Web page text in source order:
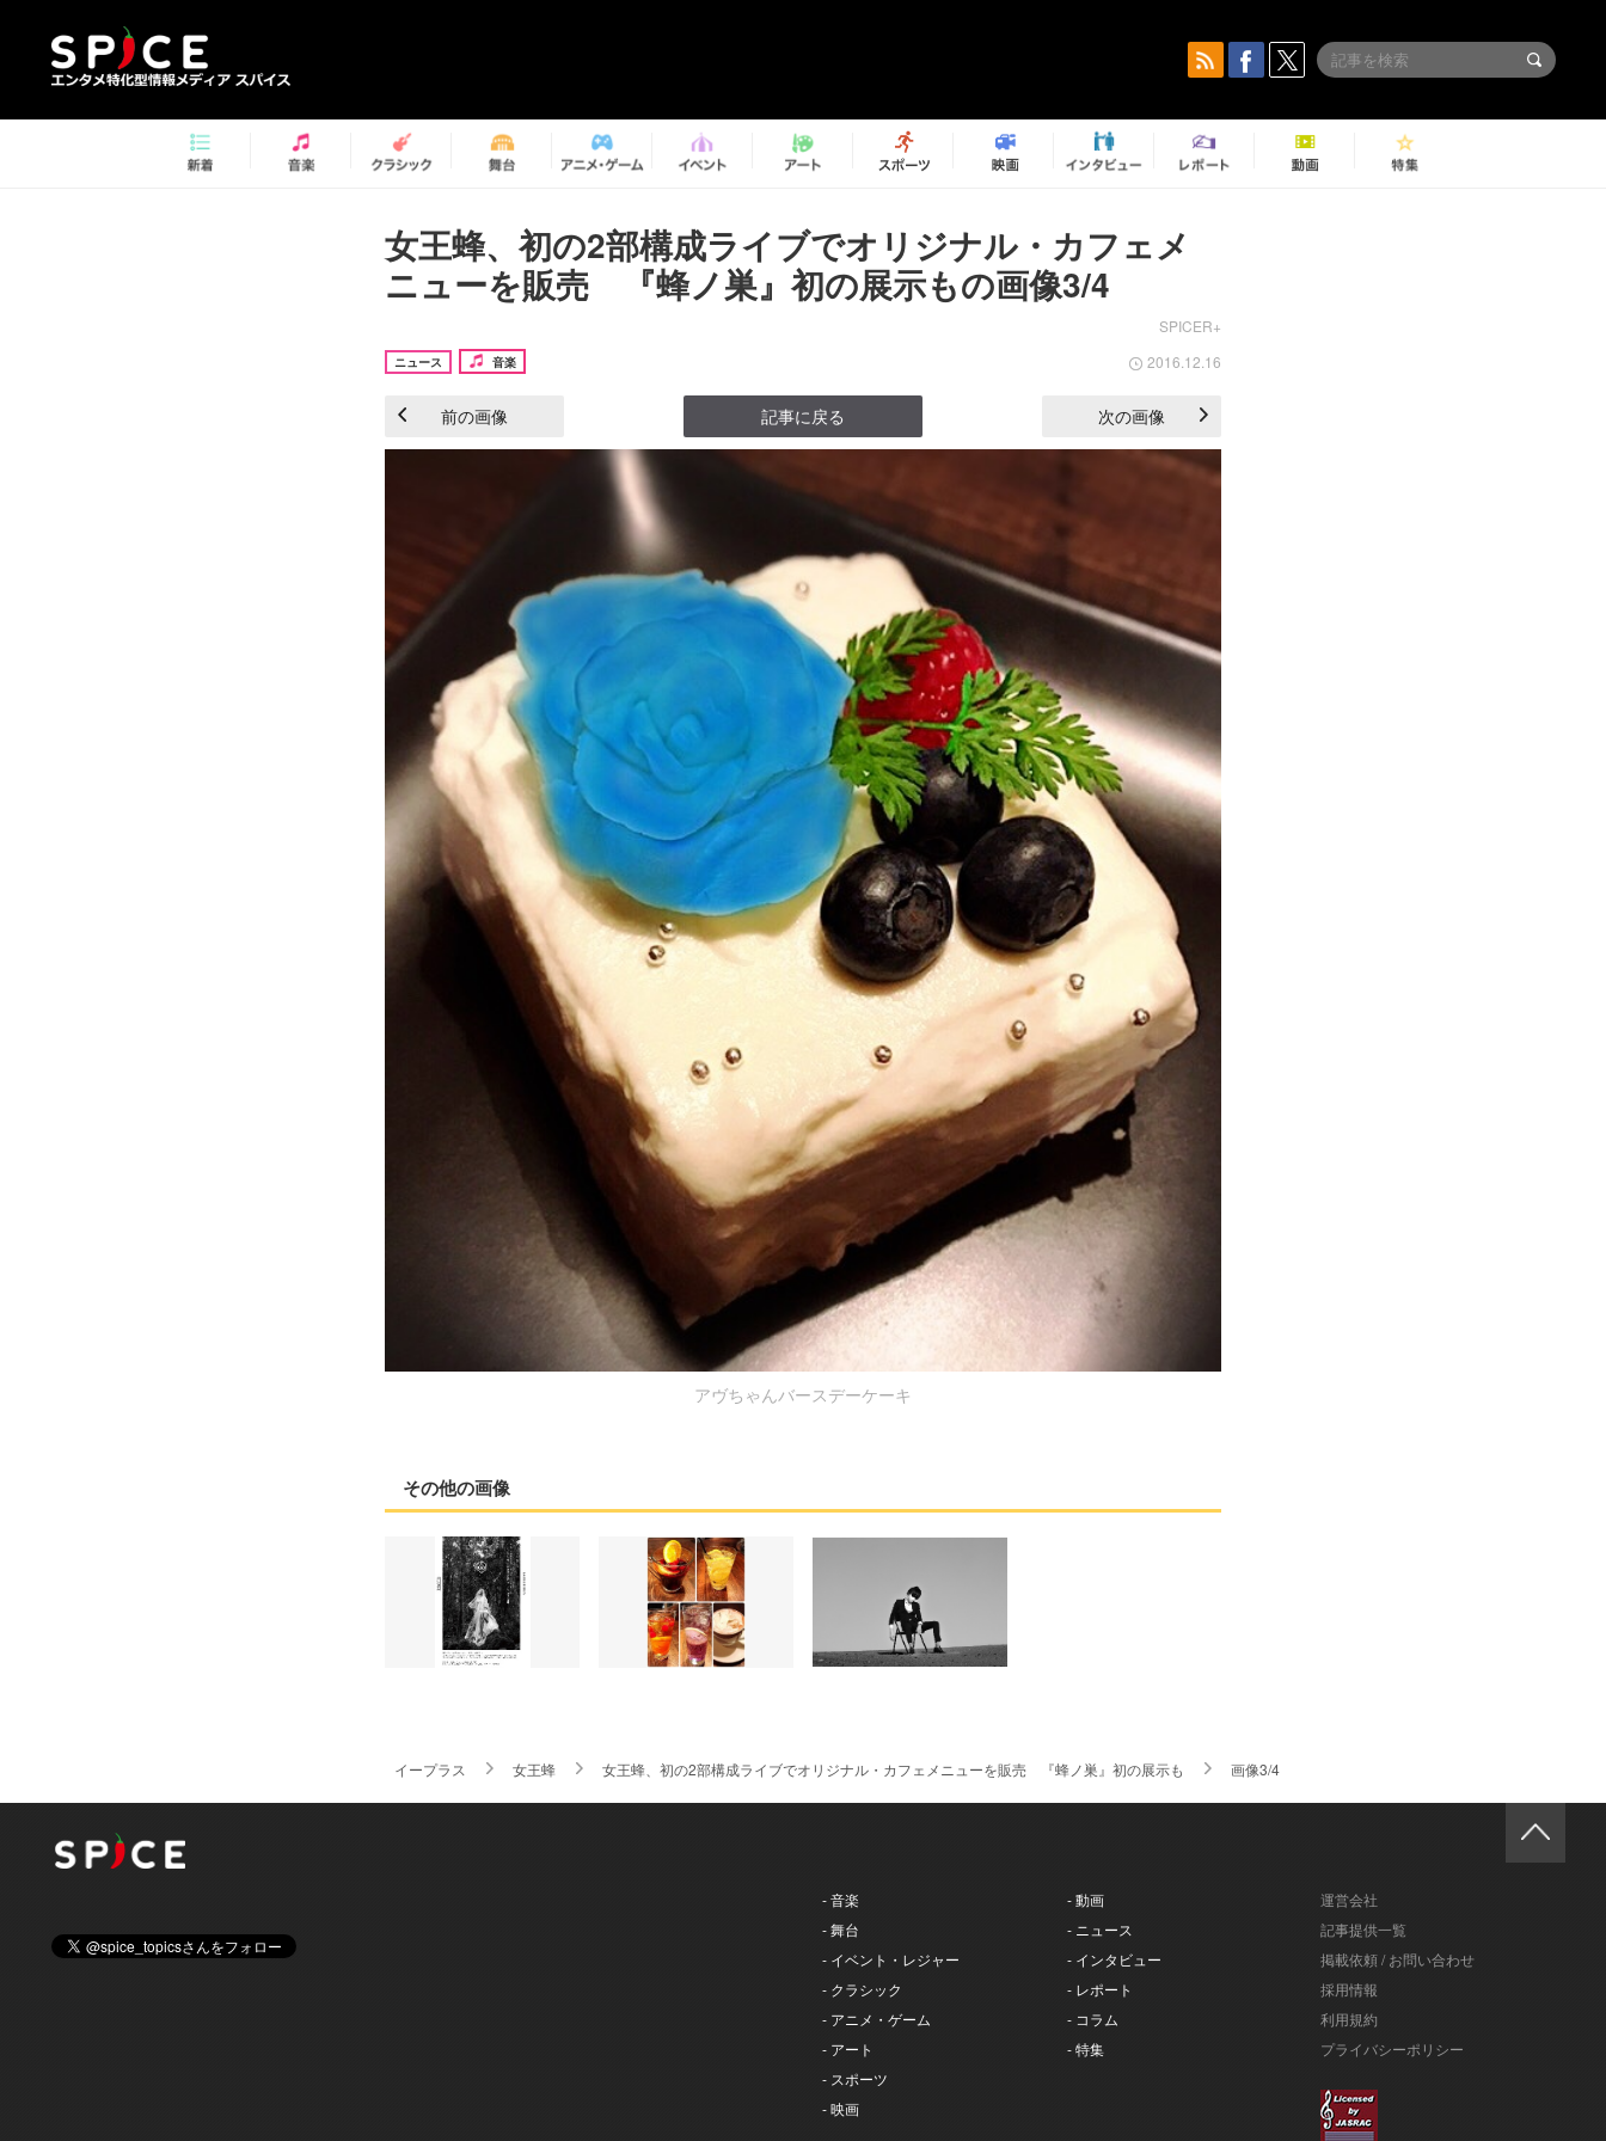
女王蜂、初の2部構成ライブでオリジナル・カフェメ
ニューを販売 『蜂ノ巣』初の展示もの画像3/4
SPICER+
ニュース 音楽 2016.12.16
前の画像 記事に戻る 次の画像
アヴちゃんバースデーケーキ
その他の画像
イープラス 女王蜂 女王蜂、初の2部構成ライブでオリジナル・カフェメニューを販売 『蜂ノ巣』初の展示も 画像3/4
- 音楽
- 舞台
- イベント・レジャー
- クラシック
- アニメ・ゲーム
- アート
- スポーツ
- 映画
- 動画
- ニュース
- インタビュー
- レポート
- コラム
- 特集
運営会社
記事提供一覧
掲載依頼 / お問い合わせ
採用情報
利用規約
プライバシーポリシー